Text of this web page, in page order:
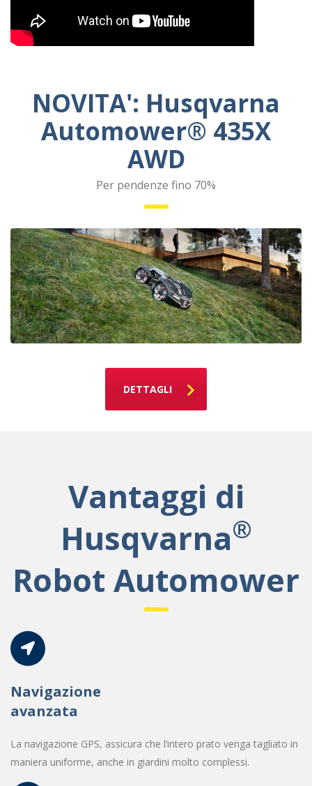
NOVITA': Husqvarna
Automower® 435X
AWD
Per pendenze fino 70%
DETTAGLI
Vantaggi di
Husqvarna®
Robot Automower
Navigazione
avanzata
La navigazione GPS, assicura che l’intero prato venga tagliato in
maniera uniforme, anche in giardini molto complessi.